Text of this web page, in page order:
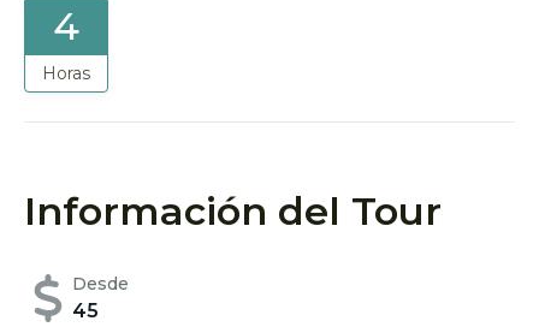
4
Horas
Información del Tour
Desde
45